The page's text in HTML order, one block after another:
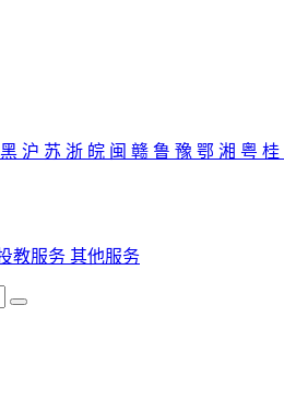
黑 沪 苏 浙 皖 闽 赣 鲁 豫 鄂 湘 粤 桂
教服务 其他服务